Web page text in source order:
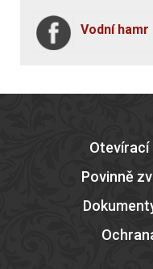
Vodní
Otevírací
Povinně